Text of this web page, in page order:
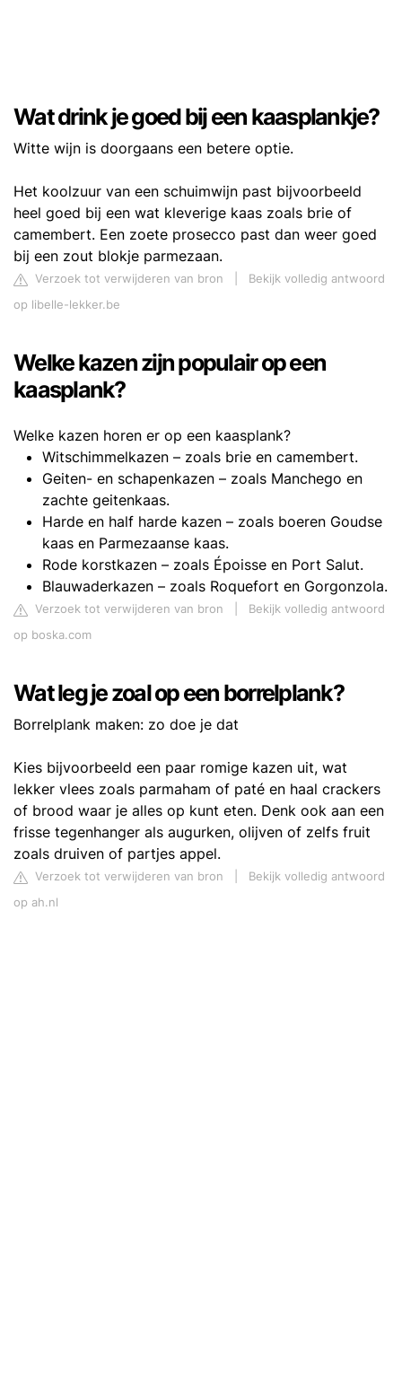
Wat drink je goed bij een kaasplankje?
Witte wijn is doorgaans een betere optie.
Het koolzuur van een schuimwijn past bijvoorbeeld
heel goed bij een wat kleverige kaas zoals brie of
camembert. Een zoete prosecco past dan weer goed
bij een zout blokje parmezaan.
Verzoek tot verwijderen van bron
Bekijk volledig antwoord
op libelle-lekker.be
Welke kazen zijn populair op een
kaasplank?
Welke kazen horen er op een kaasplank?
Witschimmelkazen – zoals brie en camembert.
Geiten- en schapenkazen – zoals Manchego en
zachte geitenkaas.
Harde en half harde kazen – zoals boeren Goudse
kaas en Parmezaanse kaas.
Rode korstkazen – zoals Époisse en Port Salut.
Blauwaderkazen – zoals Roquefort en Gorgonzola.
Verzoek tot verwijderen van bron
Bekijk volledig antwoord
op boska.com
Wat leg je zoal op een borrelplank?
Borrelplank maken: zo doe je dat
Kies bijvoorbeeld een paar romige kazen uit, wat
lekker vlees zoals parmaham of paté en haal crackers
of brood waar je alles op kunt eten. Denk ook aan een
frisse tegenhanger als augurken, olijven of zelfs fruit
zoals druiven of partjes appel.
Verzoek tot verwijderen van bron
Bekijk volledig antwoord
op ah.nl